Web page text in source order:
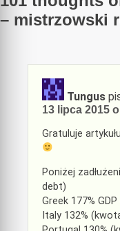
– mistrzowski
Tungus
13 lipca 2015
Gratuluje
Poniżej
debt)
Greek 177%
Italy 132%